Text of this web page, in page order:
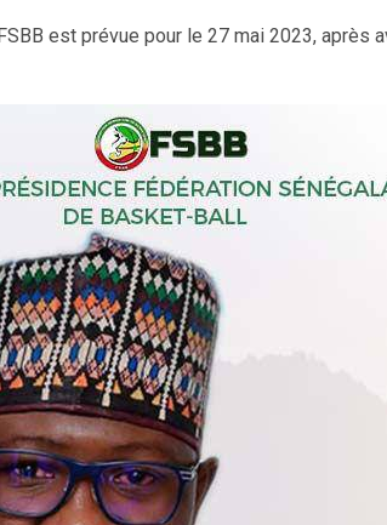
est prévue pour le 27 mai 2023, après